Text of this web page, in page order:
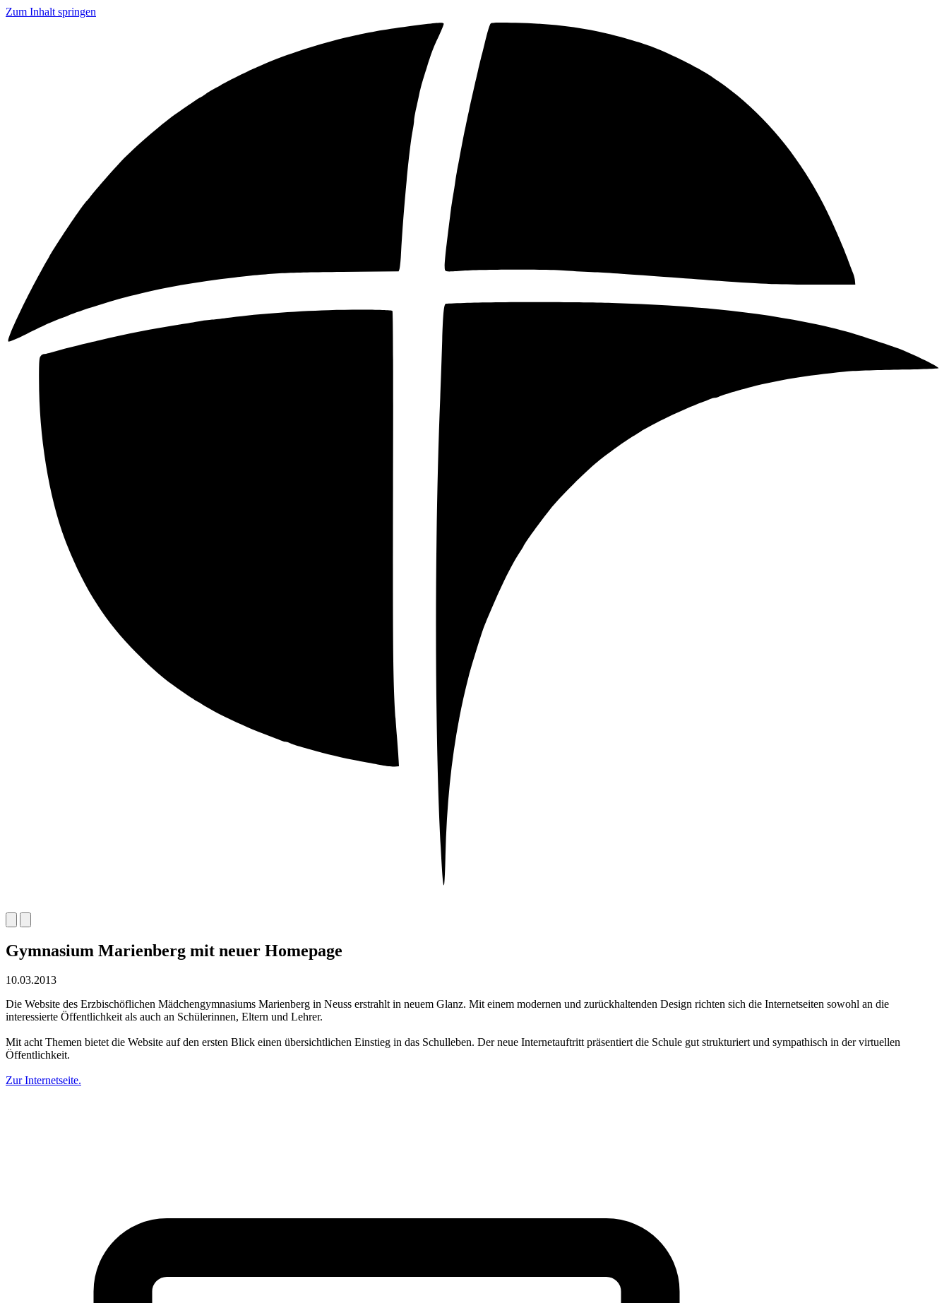
Zum Inhalt springen
Gymnasium Marienberg mit neuer Homepage
10.03.2013
Die Website des Erzbischöflichen Mädchengymnasiums Marienberg in Neuss erstrahlt in neuem Glanz. Mit einem modernen und zurückhaltenden Design richten sich die Internetseiten sowohl an die
interessierte Öffentlichkeit als auch an Schülerinnen, Eltern und Lehrer.
Mit acht Themen bietet die Website auf den ersten Blick einen übersichtlichen Einstieg in das Schulleben. Der neue Internetauftritt präsentiert die Schule gut strukturiert und sympathisch in der virtuellen
Öffentlichkeit.
Zur Internetseite.